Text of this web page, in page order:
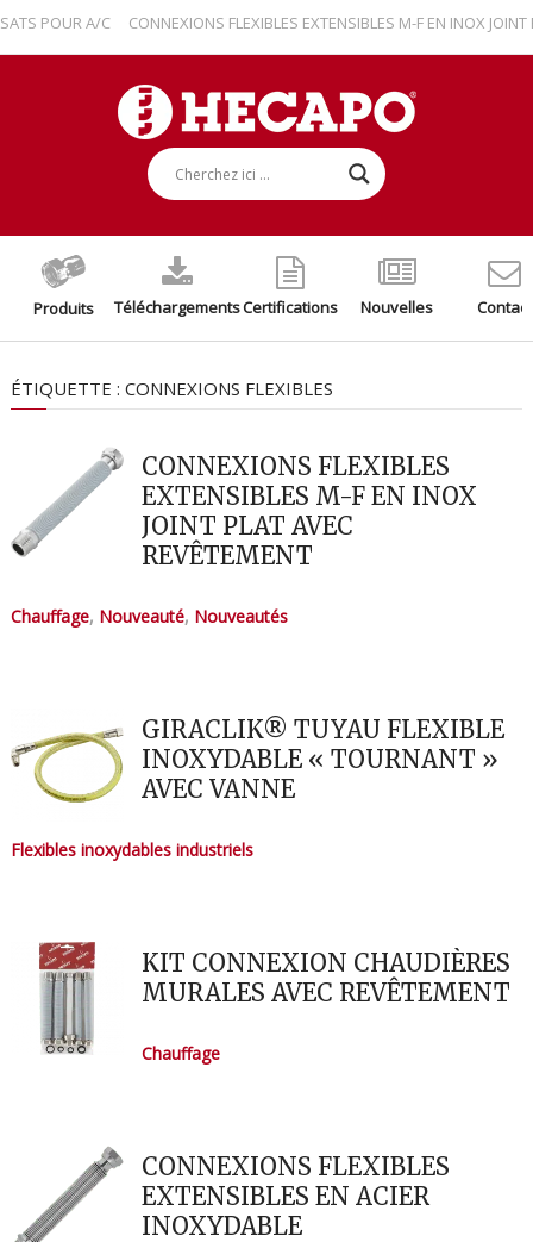
POUR A/C CONNEXIONS FLEXIBLES EXTENSIBLES M-F EN INOX JOINT
Produits TéléchargementsCertifications Nouvelles Contact
ÉTIQUETTE : CONNEXIONS FLEXIBLES
CONNEXIONS FLEXIBLES
EXTENSIBLES M-F EN INOX
JOINT PLAT AVEC
REVÊTEMENT
Chauffage, Nouveauté, Nouveautés
GIRACLIK® TUYAU FLEXIBLE
INOXYDABLE « TOURNANT »
AVEC VANNE
Flexibles inoxydables industriels
KIT CONNEXION CHAUDIÈRES
MURALES AVEC REVÊTEMENT
Chauffage
CONNEXIONS FLEXIBLES
EXTENSIBLES EN ACIER
INOXYDABLE